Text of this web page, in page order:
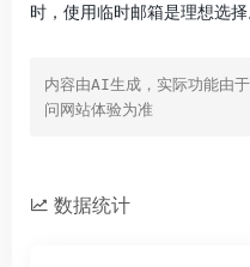
时，使用临时邮箱是理想选择
内容由AI生成，实际功能由
问网站体验为准
数据统计